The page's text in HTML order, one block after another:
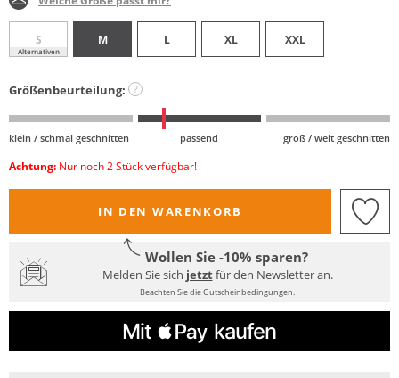
S
Alternativen
M L XL XXL
Größenbeurteilung: ?
klein / schmal geschnitten passend groß / weit geschnitten
Achtung: Nur noch 2 Stück verfügbar!
IN DEN WARENKORB
Wollen Sie -10% sparen?
Melden Sie sich jetztfür den Newsletter an.
Beachten Sie die Gutscheinbedingungen.